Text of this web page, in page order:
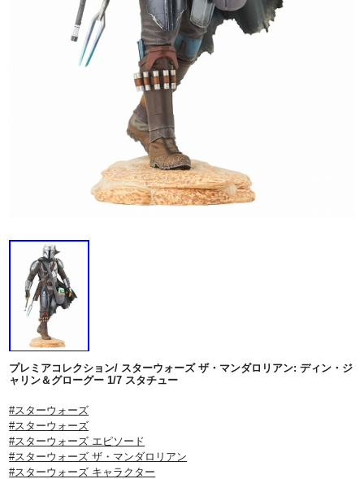
プレミアコレクション/ スターウォーズ ザ・マンダロリアン: ディン・ジ
ャリン＆グローグー 1/7 スタチュー
#スターウォーズ
#スターウォーズ
#スターウォーズ エピソード
#スターウォーズ ザ・マンダロリアン
#スターウォーズ キャラクター